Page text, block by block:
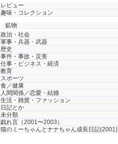
レビュー
趣味・コレクション
鉱物
政治・社会
軍事・兵器・武器
歴史
事件・事故・災害
仕事・ビジネス・経済
教育
スポーツ
食／健康
人間関係／恋愛・結婚
生活・雑貨・ファッション
日記とか
未分類
戯れ言（2001〜2003）
猫のミーちゃんとナナちゃん成長日記(2001)